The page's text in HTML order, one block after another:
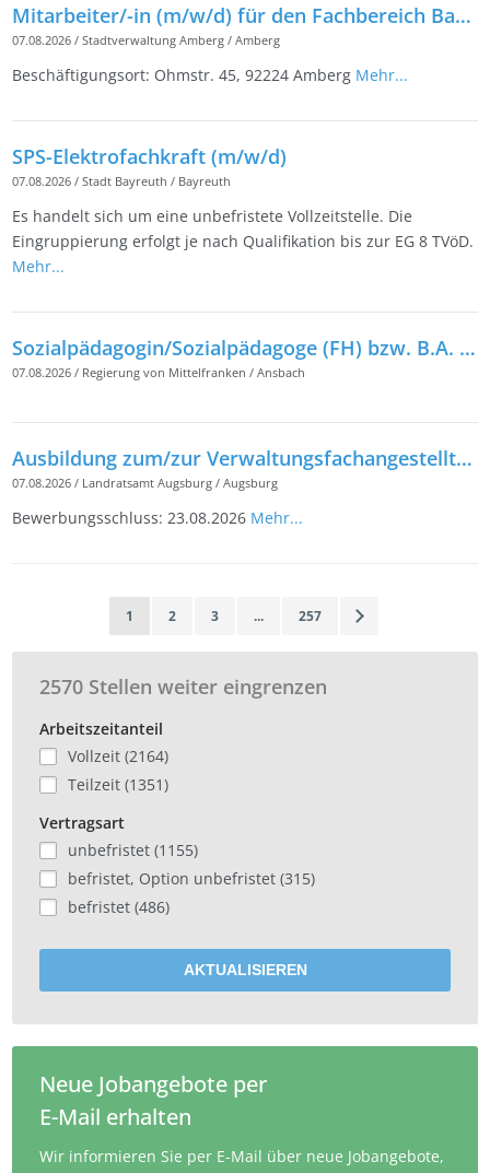
Mitarbeiter/-in (m/w/d) für den Fachbereich Bauhof
07.08.2026 /Stadtverwaltung Amberg /Amberg
Beschäftigungsort: Ohmstr. 45, 92224 Amberg Mehr...
SPS-Elektrofachkraft (m/w/d)
07.08.2026 /Stadt Bayreuth / Bayreuth
Es handelt sich um eine unbefristete Vollzeitstelle. Die
Eingruppierung erfolgt je nach Qualifikation bis zur EG 8 TVöD.
Mehr...
Sozialpädagogin/Sozialpädagoge (FH) bzw. B.A. in Sozialer Arbeit (m/w/d) für das Staatliche Gesundheitsamt am Landratsamt Fürth
07.08.2026 / Regierung von Mittelfranken /Ansbach
Ausbildung zum/zur Verwaltungsfachangestellten (m/w/d)
07.08.2026 / Landratsamt Augsburg /Augsburg
Bewerbungsschluss: 23.08.2026 Mehr...
1 2 3 ... 257
2570 Stellen weiter eingrenzen
Arbeitszeitanteil
Vollzeit (2164)
Teilzeit (1351)
Vertragsart
unbefristet (1155)
befristet, Option unbefristet (315)
befristet (486)
AKTUALISIEREN
Neue Jobangebote per
E-Mail erhalten
Wir informieren Sie per E-Mail über neue Jobangebote,